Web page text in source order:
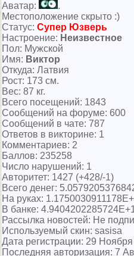
Аватар:
.
Местоположение скрыто :)
Cтатус: Супер Юзверь
Настроение: Неизвестное
Пол: Мужской
Имя: Виктор
Откуда: Латвия
Рост: 173 см.
Вес: 87 кг.
Всего посeщений: 1843
Сообщений на форуме: 600
Сообщений в чате: 787
Ответов в викторине: 1
Комментариев: 2
Баллов: 235258
Число нарушений: 1
Авторитет: 1427 (+428/-1)
Всего денег:
На руках:
В банке:
Рассылка новостей: Не
Используемый скин: sasisa
Дата регистрации: 29
Последняя авторизация: 7